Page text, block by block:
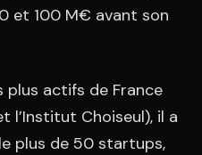
et 100 M€ avant son
plus actifs de France
l’Institut Choiseul), il a
plus de 50 startups,